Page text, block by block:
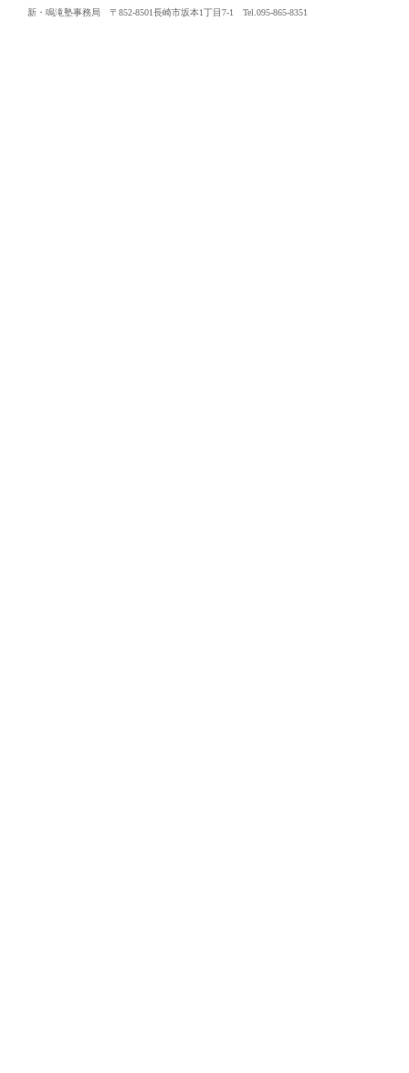
新・鳴滝塾事務局 〒852-8501長崎市坂本1丁目7-1 Tel.095-865-8351